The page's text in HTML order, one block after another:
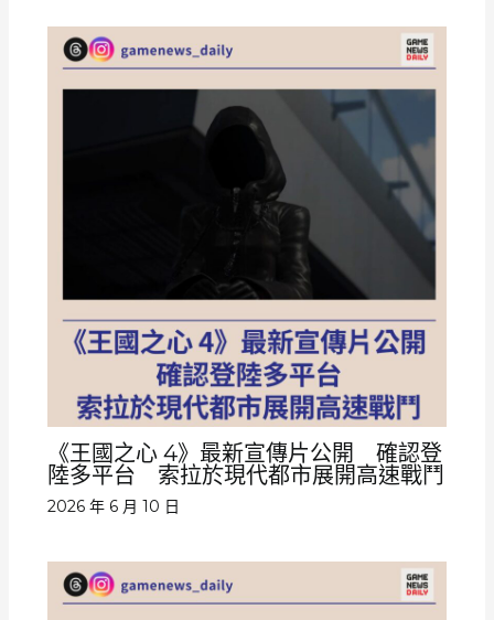
《王國之心 4》最新宣傳片公開 確認登
陸多平台 索拉於現代都市展開高速戰鬥
2026 年 6 月 10 日